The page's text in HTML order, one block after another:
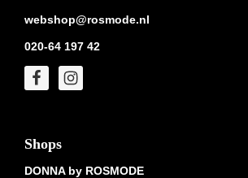
webshop@rosmode.nl
020-64 197 42
Shops
DONNA by ROSMODE